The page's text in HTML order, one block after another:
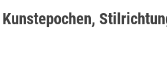
Kunstepochen,